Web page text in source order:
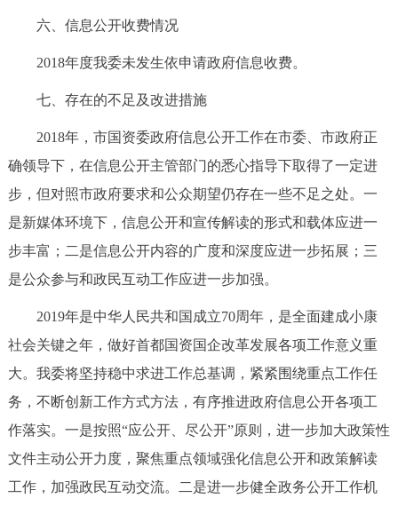
六、信息公开收费情况
2018年度我委未发生依申请政府信息收费。
七、存在的不足及改进措施
2018年，市国资委政府信息公开工作在市委、市政府正
确领导下，在信息公开主管部门的悉心指导下取得了一定进
步，但对照市政府要求和公众期望仍存在一些不足之处。一
是新媒体环境下，信息公开和宣传解读的形式和载体应进一
步丰富；二是信息公开内容的广度和深度应进一步拓展；三
是公众参与和政民互动工作应进一步加强。
2019年是中华人民共和国成立70周年，是全面建成小康
社会关键之年，做好首都国资国企改革发展各项工作意义重
大。我委将坚持稳中求进工作总基调，紧紧围绕重点工作任
务，不断创新工作方式方法，有序推进政府信息公开各项工
作落实。一是按照“应公开、尽公开”原则，进一步加大政策性
文件主动公开力度，聚焦重点领域强化信息公开和政策解读
工作，加强政民互动交流。二是进一步健全政务公开工作机